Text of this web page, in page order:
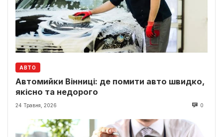
АВТО
Автомийки Вінниці: де помити авто швидко,
якісно та недорого
24 Травня, 2026 0